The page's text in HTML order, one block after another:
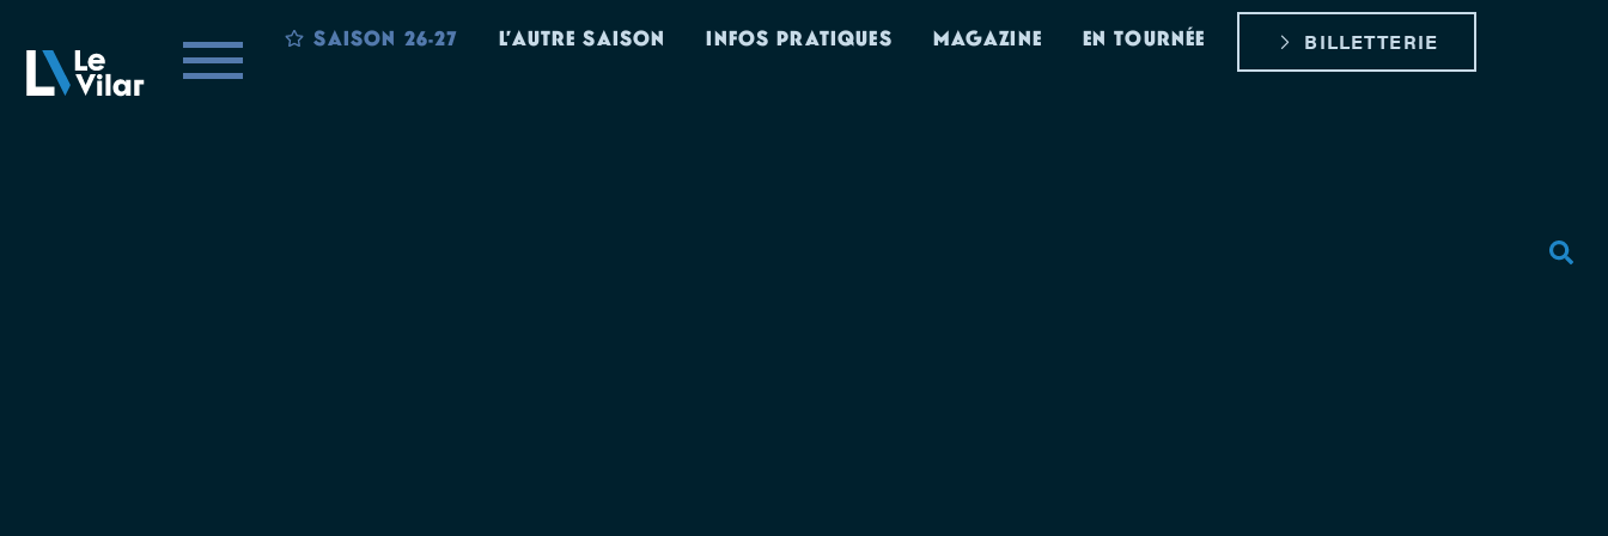
SAISON 26-27 L’AUTRE SAISON INFOS PRATIQUES MAGAZINE EN TOURNÉE BILLETTERIE